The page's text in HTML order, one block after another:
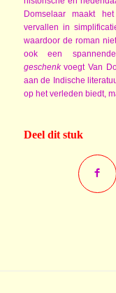
Domselaar maakt
vervallen in
waardoor de roman
ook een
geschenkvoegt Van
aan de Indische
op het verleden biedt,
Deel dit stuk